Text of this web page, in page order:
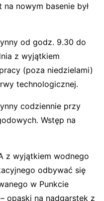
nowym basenie był
od godz. 9.30 do
z wyjątkiem
(poza niedzielami)
technologicznej.
codziennie przy
Wstęp na
z wyjątkiem wodnego
odbywać się
w Punkcie
opaski na nadgarstek z